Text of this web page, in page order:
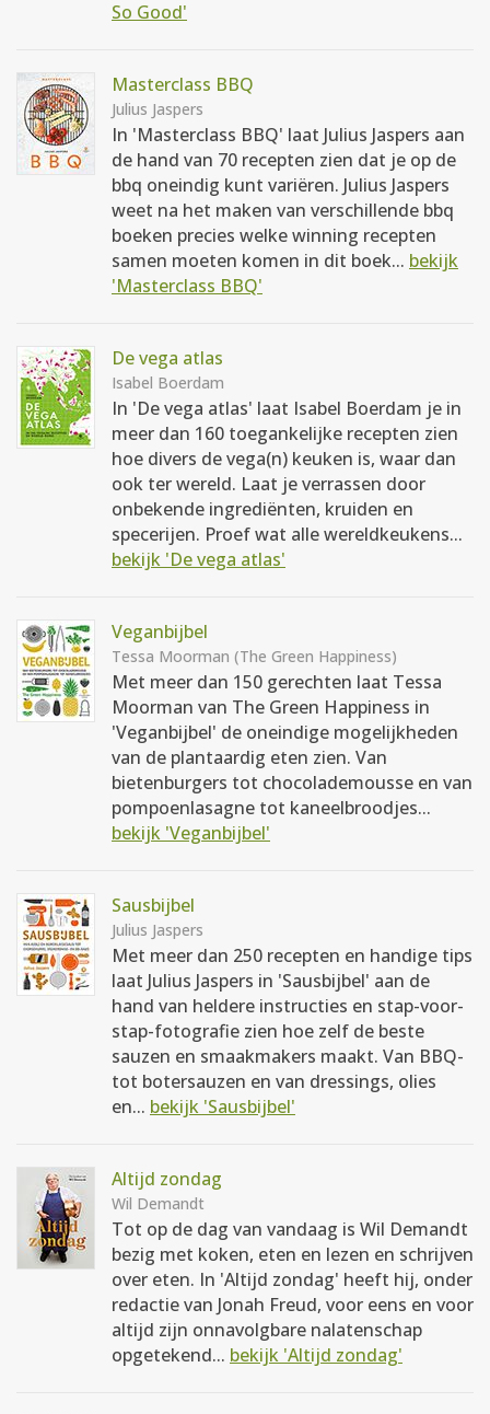
So Good'
Masterclass BBQ
Julius Jaspers
In 'Masterclass BBQ' laat Julius Jaspers aan
de hand van 70 recepten zien dat je op de
bbq oneindig kunt variëren. Julius Jaspers
weet na het maken van verschillende bbq
boeken precies welke winning recepten
samen moeten komen in dit boek... bekijk
'Masterclass BBQ'
De vega atlas
Isabel Boerdam
In 'De vega atlas' laat Isabel Boerdam je in
meer dan 160 toegankelijke recepten zien
hoe divers de vega(n) keuken is, waar dan
ook ter wereld. Laat je verrassen door
onbekende ingrediënten, kruiden en
specerijen. Proef wat alle wereldkeukens...
bekijk 'De vega atlas'
Veganbijbel
Tessa Moorman (The Green Happiness)
Met meer dan 150 gerechten laat Tessa
Moorman van The Green Happiness in
'Veganbijbel' de oneindige mogelijkheden
van de plantaardig eten zien. Van
bietenburgers tot chocolademousse en van
pompoenlasagne tot kaneelbroodjes...
bekijk 'Veganbijbel'
Sausbijbel
Julius Jaspers
Met meer dan 250 recepten en handige tips
laat Julius Jaspers in 'Sausbijbel' aan de
hand van heldere instructies en stap-voor-
stap-fotografie zien hoe zelf de beste
sauzen en smaakmakers maakt. Van BBQ-
tot botersauzen en van dressings, olies
en... bekijk 'Sausbijbel'
Altijd zondag
Wil Demandt
Tot op de dag van vandaag is Wil Demandt
bezig met koken, eten en lezen en schrijven
over eten. In 'Altijd zondag' heeft hij, onder
redactie van Jonah Freud, voor eens en voor
altijd zijn onnavolgbare nalatenschap
opgetekend... bekijk 'Altijd zondag'